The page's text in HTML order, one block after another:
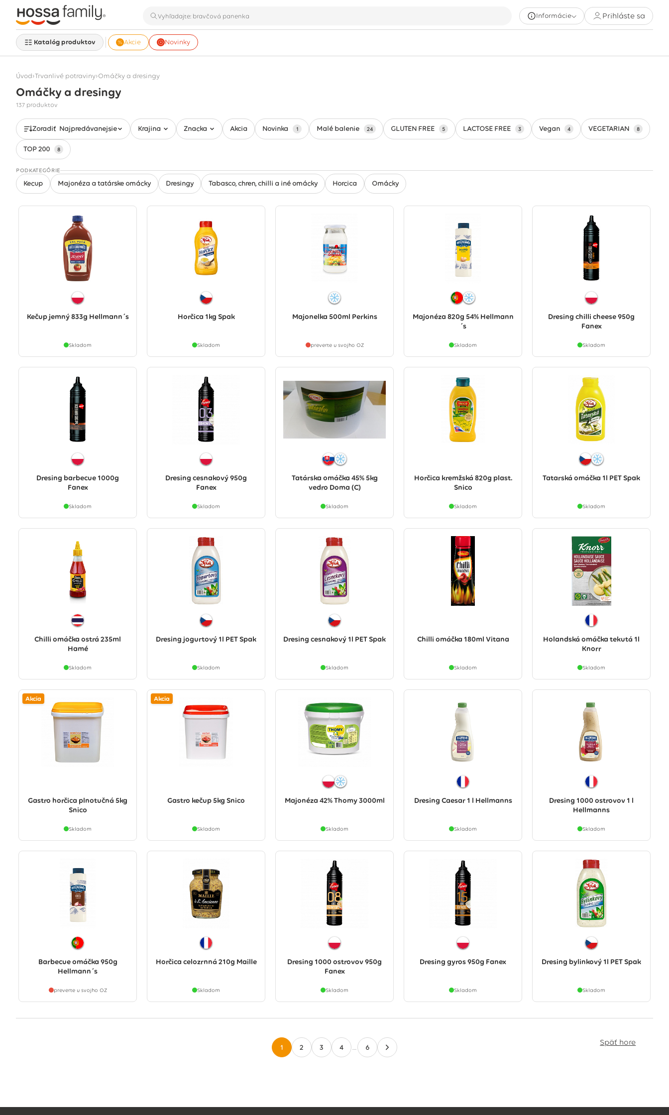
Informácie Prihláste sa
Katalóg produktov Akcie Novinky
Úvod›Trvanlivé potraviny›Omáčky a dresingy
Omáčky a dresingy
137 produktov
Zoradiť Najpredávanejšie Krajina Značka Akcia Novinka 1 Malé balenie 24 GLUTEN FREE 5 LACTOSE FREE 3 Vegan 4 VEGETARIAN 8
TOP 200 8
PODKATEGÓRIE
Kečup Majonéza a tatárske omáčky Dresingy Tabasco, chren, chilli a iné omáčky Horčica Omáčky
Kečup jemný 833g Hellmann´s
Skladom
Horčica 1kg Spak
Skladom
Majonelka 500ml Perkins
preverte u svojho OZ
Majonéza 820g 54% Hellmann
´s
Skladom
Dresing chilli cheese 950g
Fanex
Skladom
Dresing barbecue 1000g
Fanex
Skladom
Dresing cesnakový 950g
Fanex
Skladom
Tatárska omáčka 45% 5kg
vedro Doma (C)
Skladom
Horčica kremžská 820g plast.
Snico
Skladom
Tatarská omáčka 1l PET Spak
Skladom
Chilli omáčka ostrá 235ml
Hamé
Skladom
Dresing jogurtový 1l PET Spak
Skladom
Dresing cesnakový 1l PET Spak
Skladom
Chilli omáčka 180ml Vitana
Skladom
Holandská omáčka tekutá 1l
Knorr
Skladom
Akcia
Gastro horčica plnotučná 5kg
Snico
Skladom
Akcia
Gastro kečup 5kg Snico
Skladom
Majonéza 42% Thomy 3000ml
Skladom
Dresing Caesar 1 l Hellmanns
Skladom
Dresing 1000 ostrovov 1 l
Hellmanns
Skladom
Barbecue omáčka 950g
Hellmann´s
preverte u svojho OZ
Horčica celozrnná 210g Maille
Skladom
Dresing 1000 ostrovov 950g
Fanex
Skladom
Dresing gyros 950g Fanex
Skladom
Dresing bylinkový 1l PET Spak
Skladom
1 2 3 4 … 6
Späť hore